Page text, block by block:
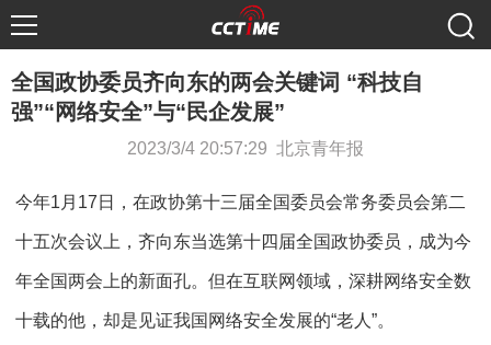
全国政协委员齐向东的两会关键词 “科技自
强”“网络安全”与“民企发展”
2023/3/4 20:57:29 北京青年报
今年1月17日，在政协第十三届全国委员会常务委员会第二
十五次会议上，齐向东当选第十四届全国政协委员，成为今
年全国两会上的新面孔。但在互联网领域，深耕网络安全数
十载的他，却是见证我国网络安全发展的“老人”。